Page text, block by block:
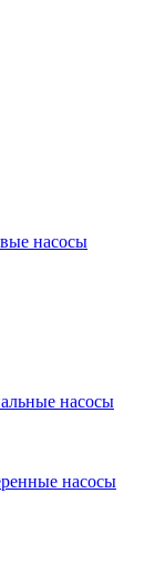
насосы
насосы
насосы